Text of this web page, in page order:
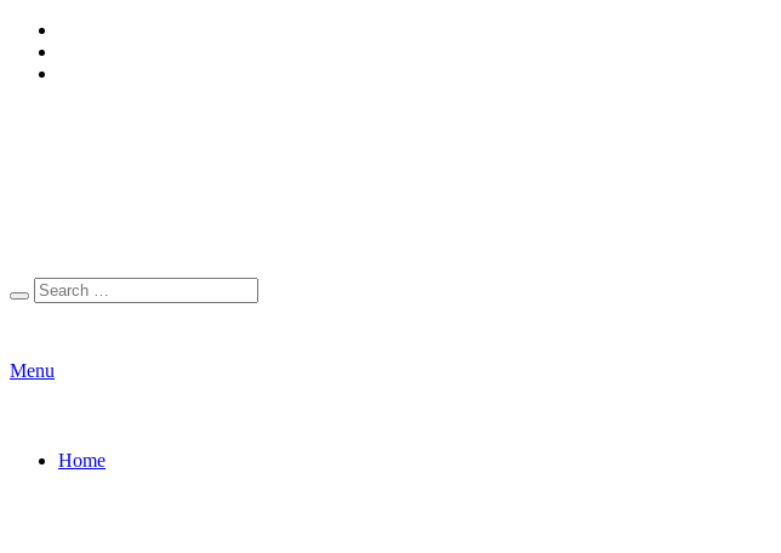
Menu
Home